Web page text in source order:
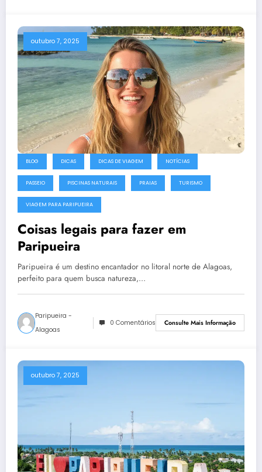
outubro 7, 2025
BLOG DICAS DICAS DE VIAGEM NOTÍCIAS
PASSEIO PISCINAS NATURAIS PRAIAS TURISMO
VIAGEM PARA PARIPUEIRA
Coisas legais para fazer em
Paripueira
Paripueira é um destino encantador no litoral norte de Alagoas,
perfeito para quem busca natureza,…
Paripueira -
Alagoas
0 Comentários Consulte Mais Informação
outubro 7, 2025